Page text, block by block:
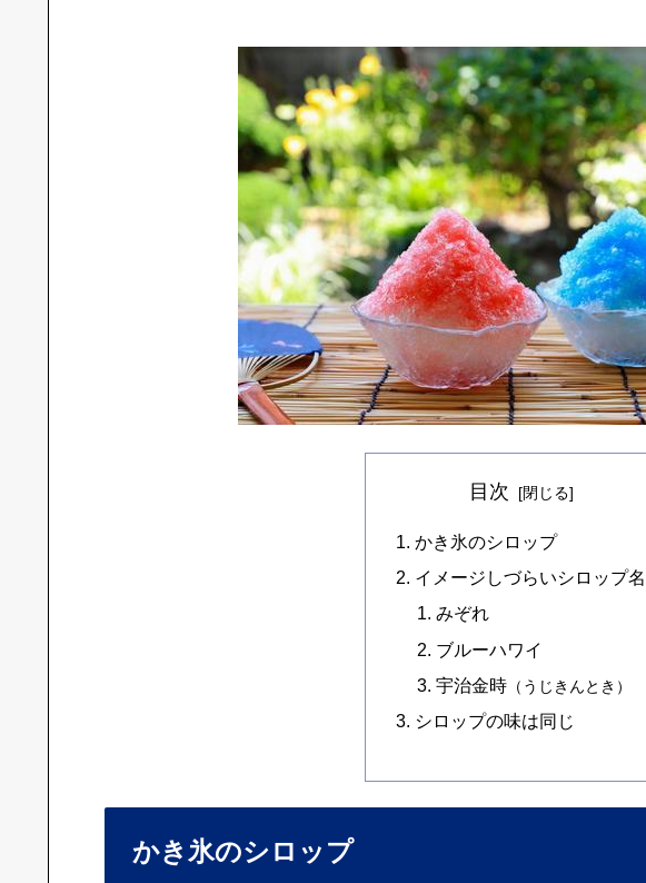
目次
かき氷のシロップ
イメージしづらいシロップ名
みぞれ
ブルーハワイ
宇治金時 （うじきんとき）
シロップの味は同じ
かき氷のシロップ